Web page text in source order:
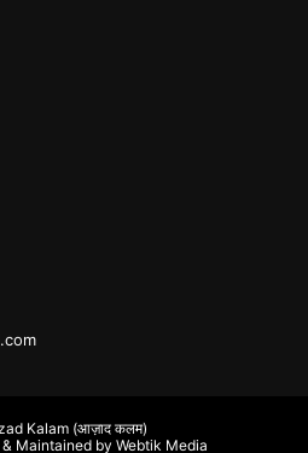
Kalam (आज़ाद कलम)
Maintained by Webtik Media